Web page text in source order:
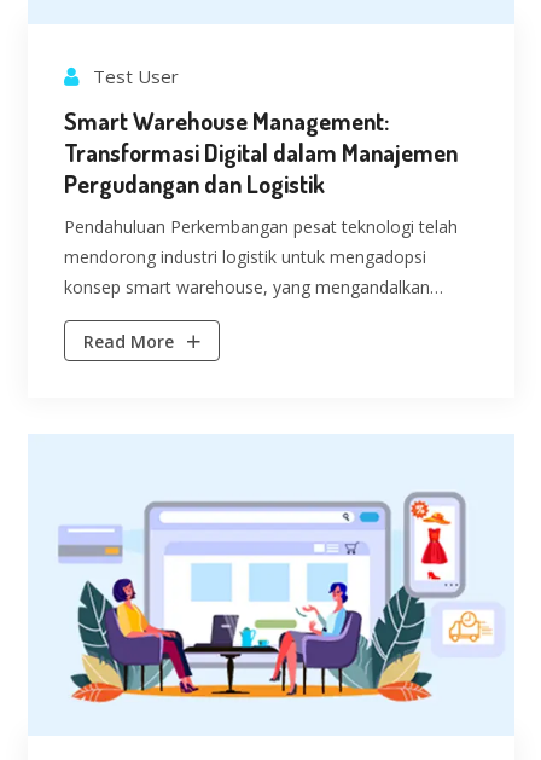
Test User
Smart Warehouse Management:
Transformasi Digital dalam Manajemen
Pergudangan dan Logistik
Pendahuluan Perkembangan pesat teknologi telah
mendorong industri logistik untuk mengadopsi
konsep smart warehouse, yang mengandalkan
otomatisasi, IoT, dan kecerdasan buatan. Smart
warehouse memungkinkan pengelolaan gudang...
Read More